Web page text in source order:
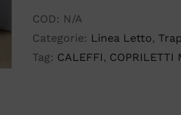
MATRIMONIALE
quantità
COD: N/A
Categorie: Linea Letto,
Tag: CALEFFI, COPRILETTI